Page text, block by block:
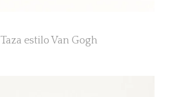
Taza estilo Van Gogh